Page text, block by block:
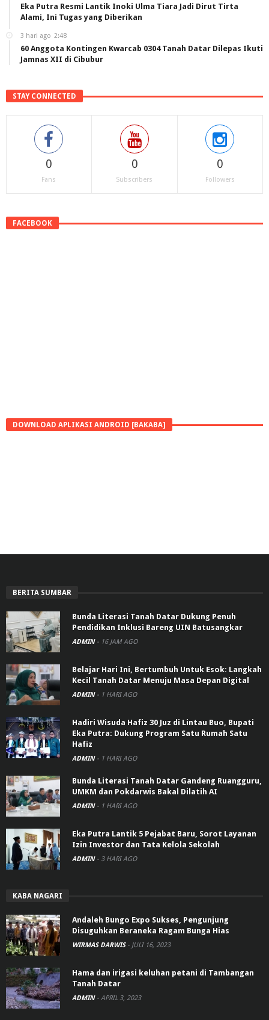
Eka Putra Resmi Lantik Inoki Ulma Tiara Jadi Dirut Tirta
Alami, Ini Tugas yang Diberikan
3 hari ago 2:48
60 Anggota Kontingen Kwarcab 0304 Tanah Datar Dilepas Ikuti
Jamnas XII di Cibubur
STAY CONNECTED
0
Fans
0
Subscribers
0
Followers
FACEBOOK
DOWNLOAD APLIKASI ANDROID [BAKABA]
BERITA SUMBAR
Bunda Literasi Tanah Datar Dukung Penuh
Pendidikan Inklusi Bareng UIN Batusangkar
ADMIN - 16 JAM AGO
Belajar Hari Ini, Bertumbuh Untuk Esok: Langkah
Kecil Tanah Datar Menuju Masa Depan Digital
ADMIN - 1 HARI AGO
Hadiri Wisuda Hafiz 30 Juz di Lintau Buo, Bupati
Eka Putra: Dukung Program Satu Rumah Satu
Hafiz
ADMIN - 1 HARI AGO
Bunda Literasi Tanah Datar Gandeng Ruangguru,
UMKM dan Pokdarwis Bakal Dilatih AI
ADMIN - 1 HARI AGO
Eka Putra Lantik 5 Pejabat Baru, Sorot Layanan
Izin Investor dan Tata Kelola Sekolah
ADMIN - 3 HARI AGO
KABA NAGARI
Andaleh Bungo Expo Sukses, Pengunjung
Disuguhkan Beraneka Ragam Bunga Hias
WIRMAS DARWIS - JULI 16, 2023
Hama dan irigasi keluhan petani di Tambangan
Tanah Datar
ADMIN - APRIL 3, 2023